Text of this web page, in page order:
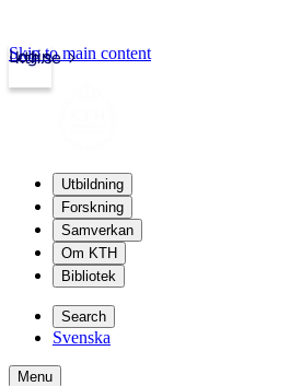
kth.se
Login
Skip to main content
Utbildning
Forskning
Samverkan
Om KTH
Bibliotek
Search
Svenska
Menu